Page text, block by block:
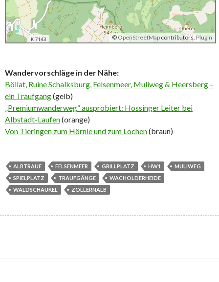
© OpenStreetMap contributors. Plugin
Wandervorschläge in der Nähe:
Böllat, Ruine Schalksburg, Felsenmeer, Muliweg & Heersberg –
ein Traufgang(gelb)
„Premiumwanderweg“ ausprobiert: Hossinger Leiter bei
Albstadt-Laufen(orange)
Von Tieringen zum Hörnle und zum Lochen(braun)
ALBTRAUF FELSENMEER GRILLPLATZ HW1
MULIWEG
SPIELPLATZ
TRAUFGÄNGE
WACHOLDERHEIDE
WALDSCHAUKEL
ZOLLERNALB